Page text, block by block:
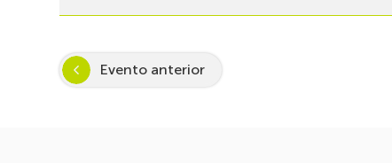
Evento anterior